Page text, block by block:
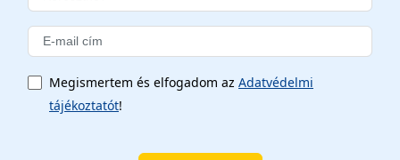
Megismertem és elfogadom az Adatvédelmi
tájékoztatót!